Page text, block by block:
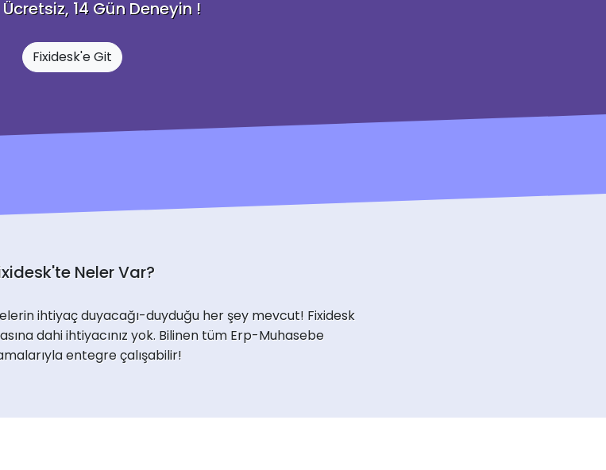
14 Gün Deneyin !
Fixidesk'e Git
Neler Var?
ihtiyaç duyacağı-duyduğu her şey mevcut! Fixidesk
dahi ihtiyacınız yok. Bilinen tüm Erp-Muhasebe
entegre çalışabilir!